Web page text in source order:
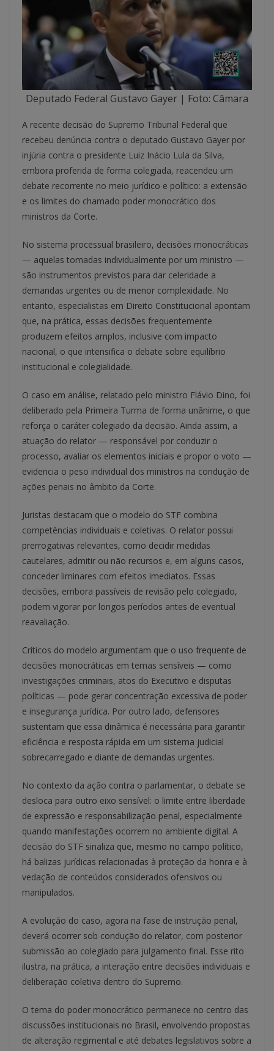
Deputado Federal Gustavo Gayer | Foto: Câmara
A recente decisão do Supremo Tribunal Federal que
recebeu denúncia contra o deputado Gustavo Gayer por
injúria contra o presidente Luiz Inácio Lula da Silva,
embora proferida de forma colegiada, reacendeu um
debate recorrente no meio jurídico e político: a extensão
e os limites do chamado poder monocrático dos
ministros da Corte.
No sistema processual brasileiro, decisões monocráticas
— aquelas tomadas individualmente por um ministro —
são instrumentos previstos para dar celeridade a
demandas urgentes ou de menor complexidade. No
entanto, especialistas em Direito Constitucional apontam
que, na prática, essas decisões frequentemente
produzem efeitos amplos, inclusive com impacto
nacional, o que intensifica o debate sobre equilíbrio
institucional e colegialidade.
O caso em análise, relatado pelo ministro Flávio Dino, foi
deliberado pela Primeira Turma de forma unânime, o que
reforça o caráter colegiado da decisão. Ainda assim, a
atuação do relator — responsável por conduzir o
processo, avaliar os elementos iniciais e propor o voto —
evidencia o peso individual dos ministros na condução de
ações penais no âmbito da Corte.
Juristas destacam que o modelo do STF combina
competências individuais e coletivas. O relator possui
prerrogativas relevantes, como decidir medidas
cautelares, admitir ou não recursos e, em alguns casos,
conceder liminares com efeitos imediatos. Essas
decisões, embora passíveis de revisão pelo colegiado,
podem vigorar por longos períodos antes de eventual
reavaliação.
Críticos do modelo argumentam que o uso frequente de
decisões monocráticas em temas sensíveis — como
investigações criminais, atos do Executivo e disputas
políticas — pode gerar concentração excessiva de poder
e insegurança jurídica. Por outro lado, defensores
sustentam que essa dinâmica é necessária para garantir
eficiência e resposta rápida em um sistema judicial
sobrecarregado e diante de demandas urgentes.
No contexto da ação contra o parlamentar, o debate se
desloca para outro eixo sensível: o limite entre liberdade
de expressão e responsabilização penal, especialmente
quando manifestações ocorrem no ambiente digital. A
decisão do STF sinaliza que, mesmo no campo político,
há balizas jurídicas relacionadas à proteção da honra e à
vedação de conteúdos considerados ofensivos ou
manipulados.
A evolução do caso, agora na fase de instrução penal,
deverá ocorrer sob condução do relator, com posterior
submissão ao colegiado para julgamento final. Esse rito
ilustra, na prática, a interação entre decisões individuais e
deliberação coletiva dentro do Supremo.
O tema do poder monocrático permanece no centro das
discussões institucionais no Brasil, envolvendo propostas
de alteração regimental e até debates legislativos sobre a